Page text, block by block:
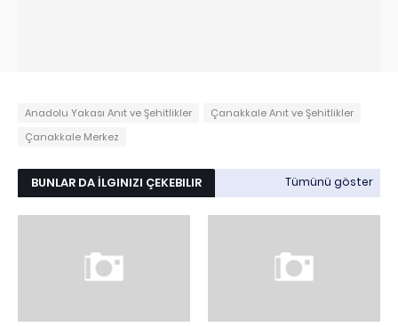
Anadolu Yakası Anıt ve Şehitlikler
Çanakkale Anıt ve Şehitlikler
Çanakkale Merkez
BUNLAR DA İLGINIZI ÇEKEBILIR Tümünü göster